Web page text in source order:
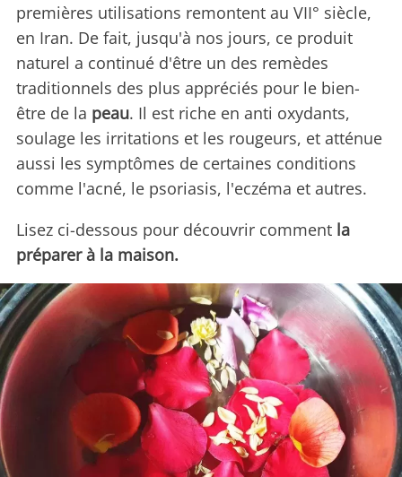
premières utilisations remontent au VII° siècle,
en Iran. De fait, jusqu'à nos jours, ce produit
naturel a continué d'être un des remèdes
traditionnels des plus appréciés pour le bien-
être de la peau. Il est riche en anti oxydants,
soulage les irritations et les rougeurs, et atténue
aussi les symptômes de certaines conditions
comme l'acné, le psoriasis, l'eczéma et autres.
Lisez ci-dessous pour découvrir comment la
préparer à la maison.